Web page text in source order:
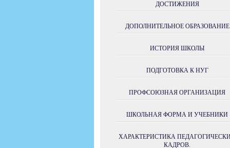
ДОСТИЖЕНИЯ
ДОПОЛНИТЕЛЬНОЕ ОБРАЗОВАНИЕ
ИСТОРИЯ ШКОЛЫ
ПОДГОТОВКА К НУГ
ПРОФСОЮЗНАЯ ОРГАНИЗАЦИЯ
ШКОЛЬНАЯ ФОРМА И УЧЕБНИКИ
ХАРАКТЕРИСТИКА
КАДРОВ.